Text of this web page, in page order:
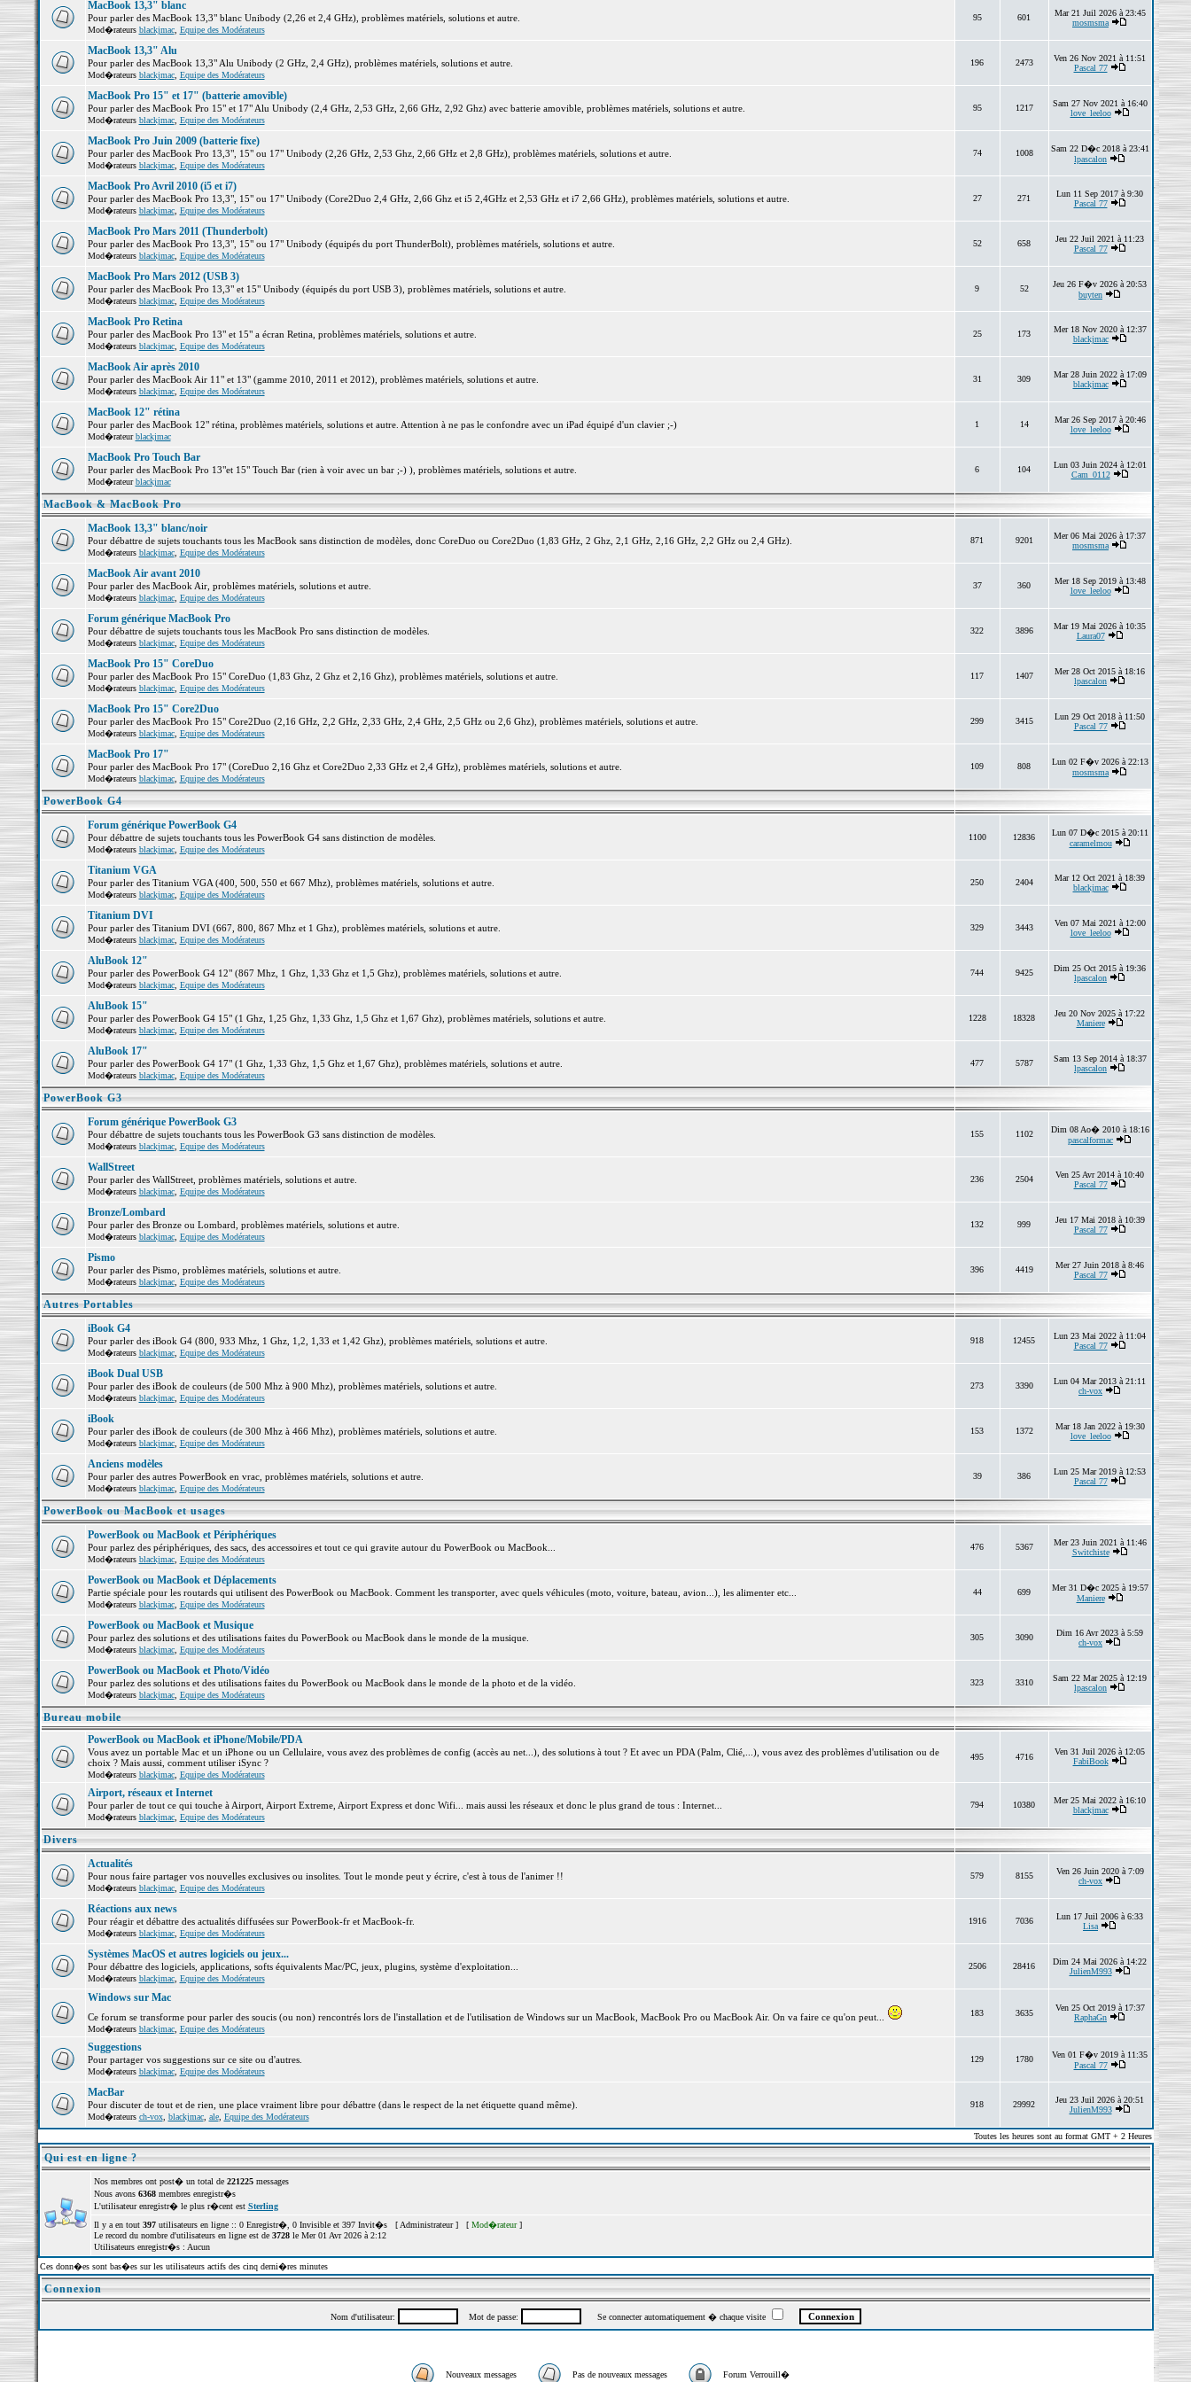
MacBook 13,3" blanc
Pour parler des MacBook 13,3" blanc Unibody (2,26 et 2,4 GHz), problèmes matériels, solutions et autre.
Mod�rateurs blackjmac, Equipe des Modérateurs
95 601
Mar 21 Juil 2026 à 23:45
mosmsma
MacBook 13,3" Alu
Pour parler des MacBook 13,3" Alu Unibody (2 GHz, 2,4 GHz), problèmes matériels, solutions et autre.
Mod�rateurs blackjmac, Equipe des Modérateurs
196 2473
Ven 26 Nov 2021 à 11:51
Pascal 77
MacBook Pro 15" et 17" (batterie amovible)
Pour parler des MacBook Pro 15" et 17" Alu Unibody (2,4 GHz, 2,53 GHz, 2,66 GHz, 2,92 Ghz) avec batterie amovible, problèmes matériels, solutions et autre.
Mod�rateurs blackjmac, Equipe des Modérateurs
95 1217
Sam 27 Nov 2021 à 16:40
love_leeloo
MacBook Pro Juin 2009 (batterie fixe)
Pour parler des MacBook Pro 13,3", 15" ou 17" Unibody (2,26 GHz, 2,53 Ghz, 2,66 GHz et 2,8 GHz), problèmes matériels, solutions et autre.
Mod�rateurs blackjmac, Equipe des Modérateurs
74 1008
Sam 22 D�c 2018 à 23:41
lpascalon
MacBook Pro Avril 2010 (i5 et i7)
Pour parler des MacBook Pro 13,3", 15" ou 17" Unibody (Core2Duo 2,4 GHz, 2,66 Ghz et i5 2,4GHz et 2,53 GHz et i7 2,66 GHz), problèmes matériels, solutions et autre.
Mod�rateurs blackjmac, Equipe des Modérateurs
27 271
Lun 11 Sep 2017 à 9:30
Pascal 77
MacBook Pro Mars 2011 (Thunderbolt)
Pour parler des MacBook Pro 13,3", 15" ou 17" Unibody (équipés du port ThunderBolt), problèmes matériels, solutions et autre.
Mod�rateurs blackjmac, Equipe des Modérateurs
52 658
Jeu 22 Juil 2021 à 11:23
Pascal 77
MacBook Pro Mars 2012 (USB 3)
Pour parler des MacBook Pro 13,3" et 15" Unibody (équipés du port USB 3), problèmes matériels, solutions et autre.
Mod�rateurs blackjmac, Equipe des Modérateurs
9 52
Jeu 26 F�v 2026 à 20:53
buyten
MacBook Pro Retina
Pour parler des MacBook Pro 13" et 15" a écran Retina, problèmes matériels, solutions et autre.
Mod�rateurs blackjmac, Equipe des Modérateurs
25 173
Mer 18 Nov 2020 à 12:37
blackjmac
MacBook Air après 2010
Pour parler des MacBook Air 11" et 13" (gamme 2010, 2011 et 2012), problèmes matériels, solutions et autre.
Mod�rateurs blackjmac, Equipe des Modérateurs
31 309
Mar 28 Juin 2022 à 17:09
blackjmac
MacBook 12" rétina
Pour parler des MacBook 12" rétina, problèmes matériels, solutions et autre. Attention à ne pas le confondre avec un iPad équipé d'un clavier ;-)
Mod�rateurblackjmac
1 14
Mar 26 Sep 2017 à 20:46
love_leeloo
MacBook Pro Touch Bar
Pour parler des MacBook Pro 13"et 15" Touch Bar (rien à voir avec un bar ;-) ), problèmes matériels, solutions et autre.
Mod�rateurblackjmac
6 104
Lun 03 Juin 2024 à 12:01
Cam_0112
MacBook & MacBook Pro
MacBook 13,3" blanc/noir
Pour débattre de sujets touchants tous les MacBook sans distinction de modèles, donc CoreDuo ou Core2Duo (1,83 GHz, 2 Ghz, 2,1 GHz, 2,16 GHz, 2,2 GHz ou 2,4 GHz).
Mod�rateurs blackjmac, Equipe des Modérateurs
871 9201
Mer 06 Mai 2026 à 17:37
mosmsma
MacBook Air avant 2010
Pour parler des MacBook Air, problèmes matériels, solutions et autre.
Mod�rateurs blackjmac, Equipe des Modérateurs
37 360
Mer 18 Sep 2019 à 13:48
love_leeloo
Forum générique MacBook Pro
Pour débattre de sujets touchants tous les MacBook Pro sans distinction de modèles.
Mod�rateurs blackjmac, Equipe des Modérateurs
322 3896
Mar 19 Mai 2026 à 10:35
Laura07
MacBook Pro 15" CoreDuo
Pour parler des MacBook Pro 15" CoreDuo (1,83 Ghz, 2 Ghz et 2,16 Ghz), problèmes matériels, solutions et autre.
Mod�rateurs blackjmac, Equipe des Modérateurs
117 1407
Mer 28 Oct 2015 à 18:16
lpascalon
MacBook Pro 15" Core2Duo
Pour parler des MacBook Pro 15" Core2Duo (2,16 GHz, 2,2 GHz, 2,33 GHz, 2,4 GHz, 2,5 GHz ou 2,6 Ghz), problèmes matériels, solutions et autre.
Mod�rateurs blackjmac, Equipe des Modérateurs
299 3415
Lun 29 Oct 2018 à 11:50
Pascal 77
MacBook Pro 17"
Pour parler des MacBook Pro 17" (CoreDuo 2,16 Ghz et Core2Duo 2,33 GHz et 2,4 GHz), problèmes matériels, solutions et autre.
Mod�rateurs blackjmac, Equipe des Modérateurs
109 808
Lun 02 F�v 2026 à 22:13
mosmsma
PowerBook G4
Forum générique PowerBook G4
Pour débattre de sujets touchants tous les PowerBook G4 sans distinction de modèles.
Mod�rateurs blackjmac, Equipe des Modérateurs
1100 12836
Lun 07 D�c 2015 à 20:11
caramelmou
Titanium VGA
Pour parler des Titanium VGA (400, 500, 550 et 667 Mhz), problèmes matériels, solutions et autre.
Mod�rateurs blackjmac, Equipe des Modérateurs
250 2404
Mar 12 Oct 2021 à 18:39
blackjmac
Titanium DVI
Pour parler des Titanium DVI (667, 800, 867 Mhz et 1 Ghz), problèmes matériels, solutions et autre.
Mod�rateurs blackjmac, Equipe des Modérateurs
329 3443
Ven 07 Mai 2021 à 12:00
love_leeloo
AluBook 12"
Pour parler des PowerBook G4 12" (867 Mhz, 1 Ghz, 1,33 Ghz et 1,5 Ghz), problèmes matériels, solutions et autre.
Mod�rateurs blackjmac, Equipe des Modérateurs
744 9425
Dim 25 Oct 2015 à 19:36
lpascalon
AluBook 15"
Pour parler des PowerBook G4 15" (1 Ghz, 1,25 Ghz, 1,33 Ghz, 1,5 Ghz et 1,67 Ghz), problèmes matériels, solutions et autre.
Mod�rateurs blackjmac, Equipe des Modérateurs
1228 18328
Jeu 20 Nov 2025 à 17:22
Maniere
AluBook 17"
Pour parler des PowerBook G4 17" (1 Ghz, 1,33 Ghz, 1,5 Ghz et 1,67 Ghz), problèmes matériels, solutions et autre.
Mod�rateurs blackjmac, Equipe des Modérateurs
477 5787
Sam 13 Sep 2014 à 18:37
lpascalon
PowerBook G3
Forum générique PowerBook G3
Pour débattre de sujets touchants tous les PowerBook G3 sans distinction de modèles.
Mod�rateurs blackjmac, Equipe des Modérateurs
155 1102
Dim 08 Ao� 2010 à 18:16
pascalformac
WallStreet
Pour parler des WallStreet, problèmes matériels, solutions et autre.
Mod�rateurs blackjmac, Equipe des Modérateurs
236 2504
Ven 25 Avr 2014 à 10:40
Pascal 77
Bronze/Lombard
Pour parler des Bronze ou Lombard, problèmes matériels, solutions et autre.
Mod�rateurs blackjmac, Equipe des Modérateurs
132 999
Jeu 17 Mai 2018 à 10:39
Pascal 77
Pismo
Pour parler des Pismo, problèmes matériels, solutions et autre.
Mod�rateurs blackjmac, Equipe des Modérateurs
396 4419
Mer 27 Juin 2018 à 8:46
Pascal 77
Autres Portables
iBook G4
Pour parler des iBook G4 (800, 933 Mhz, 1 Ghz, 1,2, 1,33 et 1,42 Ghz), problèmes matériels, solutions et autre.
Mod�rateurs blackjmac, Equipe des Modérateurs
918 12455
Lun 23 Mai 2022 à 11:04
Pascal 77
iBook Dual USB
Pour parler des iBook de couleurs (de 500 Mhz à 900 Mhz), problèmes matériels, solutions et autre.
Mod�rateurs blackjmac, Equipe des Modérateurs
273 3390
Lun 04 Mar 2013 à 21:11
ch-vox
iBook
Pour parler des iBook de couleurs (de 300 Mhz à 466 Mhz), problèmes matériels, solutions et autre.
Mod�rateurs blackjmac, Equipe des Modérateurs
153 1372
Mar 18 Jan 2022 à 19:30
love_leeloo
Anciens modèles
Pour parler des autres PowerBook en vrac, problèmes matériels, solutions et autre.
Mod�rateurs blackjmac, Equipe des Modérateurs
39 386
Lun 25 Mar 2019 à 12:53
Pascal 77
PowerBook ou MacBook et usages
PowerBook ou MacBook et Périphériques
Pour parlez des périphériques, des sacs, des accessoires et tout ce qui gravite autour du PowerBook ou MacBook...
Mod�rateurs blackjmac, Equipe des Modérateurs
476 5367
Mer 23 Juin 2021 à 11:46
Switchiste
PowerBook ou MacBook et Déplacements
Partie spéciale pour les routards qui utilisent des PowerBook ou MacBook. Comment les transporter, avec quels véhicules (moto, voiture, bateau, avion...), les alimenter etc...
Mod�rateurs blackjmac, Equipe des Modérateurs
44 699
Mer 31 D�c 2025 à 19:57
Maniere
PowerBook ou MacBook et Musique
Pour parlez des solutions et des utilisations faites du PowerBook ou MacBook dans le monde de la musique.
Mod�rateurs blackjmac, Equipe des Modérateurs
305 3090
Dim 16 Avr 2023 à 5:59
ch-vox
PowerBook ou MacBook et Photo/Vidéo
Pour parlez des solutions et des utilisations faites du PowerBook ou MacBook dans le monde de la photo et de la vidéo.
Mod�rateurs blackjmac, Equipe des Modérateurs
323 3310
Sam 22 Mar 2025 à 12:19
lpascalon
Bureau mobile
PowerBook ou MacBook et iPhone/Mobile/PDA
Vous avez un portable Mac et un iPhone ou un Cellulaire, vous avez des problèmes de config (accès au net...), des solutions à tout ? Et avec un PDA (Palm, Clié,...), vous avez des problèmes d'utilisation ou de
choix ? Mais aussi, comment utiliser iSync ?
Mod�rateurs blackjmac, Equipe des Modérateurs
495 4716
Ven 31 Juil 2026 à 12:05
FabiBook
Airport, réseaux et Internet
Pour parler de tout ce qui touche à Airport, Airport Extreme, Airport Express et donc Wifi... mais aussi les réseaux et donc le plus grand de tous : Internet...
Mod�rateurs blackjmac, Equipe des Modérateurs
794 10380
Mer 25 Mai 2022 à 16:10
blackjmac
Divers
Actualités
Pour nous faire partager vos nouvelles exclusives ou insolites. Tout le monde peut y écrire, c'est à tous de l'animer !!
Mod�rateurs blackjmac, Equipe des Modérateurs
579 8155
Ven 26 Juin 2020 à 7:09
ch-vox
Réactions aux news
Pour réagir et débattre des actualités diffusées sur PowerBook-fr et MacBook-fr.
Mod�rateurs blackjmac, Equipe des Modérateurs
1916 7036
Lun 17 Juil 2006 à 6:33
Lisa
Systèmes MacOS et autres logiciels ou jeux...
Pour débattre des logiciels, applications, softs équivalents Mac/PC, jeux, plugins, système d'exploitation...
Mod�rateurs blackjmac, Equipe des Modérateurs
2506 28416
Dim 24 Mai 2026 à 14:22
JulienM993
Windows sur Mac
Ce forum se transforme pour parler des soucis (ou non) rencontrés lors de l'installation et de l'utilisation de Windows sur un MacBook, MacBook Pro ou MacBook Air. On va faire ce qu'on peut...
Mod�rateurs blackjmac, Equipe des Modérateurs
183 3635
Ven 25 Oct 2019 à 17:37
RaphaGn
Suggestions
Pour partager vos suggestions sur ce site ou d'autres.
Mod�rateurs blackjmac, Equipe des Modérateurs
129 1780
Ven 01 F�v 2019 à 11:35
Pascal 77
MacBar
Pour discuter de tout et de rien, une place vraiment libre pour débattre (dans le respect de la net étiquette quand même).
Mod�rateurs ch-vox, blackjmac, ale, Equipe des Modérateurs
918 29992
Jeu 23 Juil 2026 à 20:51
JulienM993
Toutes les heures sont au format GMT + 2 Heures
Qui est en ligne ?
Nos membres ont post� un total de 221225messages
Nous avons 6368membres enregistr�s
L'utilisateur enregistr� le plus r�cent est Sterling
Il y a en tout 397utilisateurs en ligne :: 0 Enregistr�, 0 Invisible et 397 Invit�s [ Administrateur] [ Mod�rateur]
Le record du nombre d'utilisateurs en ligne est de 3728le Mer 01 Avr 2026 à 2:12
Utilisateurs enregistr�s : Aucun
Ces donn�es sont bas�es sur les utilisateurs actifs des cinq derni�res minutes
Connexion
Nom d'utilisateur: Mot de passe: Se connecter automatiquement � chaque visite
Nouveaux messages Pas de nouveaux messages Forum Verrouill�